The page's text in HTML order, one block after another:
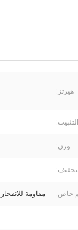
هيرتز:
وزن:
خاص: مقاومة